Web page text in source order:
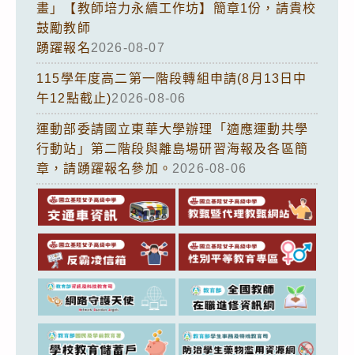
畫」【教師培力永續工作坊】簡章1份，請貴校
鼓勵教師
踴躍報名2026-08-07
115學年度高二第一階段轉組申請(8月13日中
午12點截止)2026-08-06
運動部委請國立東華大學辦理「適應運動共學
行動站」第二階段與離島場研習海報及各區簡
章，請踴躍報名參加。 2026-08-06